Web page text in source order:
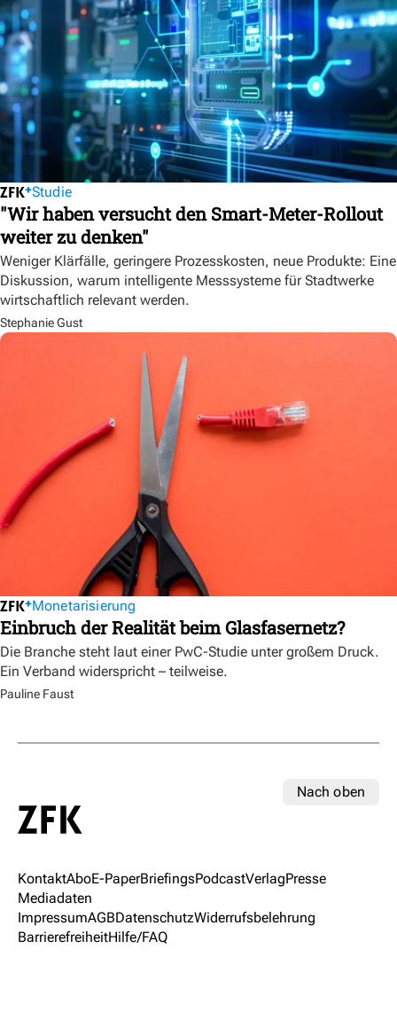
Studie
"Wir haben versucht den Smart-Meter-Rollout
weiter zu denken"
Weniger Klärfälle, geringere Prozesskosten, neue Produkte: Eine
Diskussion, warum intelligente Messsysteme für Stadtwerke
wirtschaftlich relevant werden.
Stephanie Gust
Monetarisierung
Einbruch der Realität beim Glasfasernetz?
Die Branche steht laut einer PwC-Studie unter großem Druck.
Ein Verband widerspricht – teilweise.
Pauline Faust
Nach oben
KontaktAboE-PaperBriefingsPodcastVerlagPresse
Mediadaten
ImpressumAGBDatenschutzWiderrufsbelehrung
BarrierefreiheitHilfe/FAQ